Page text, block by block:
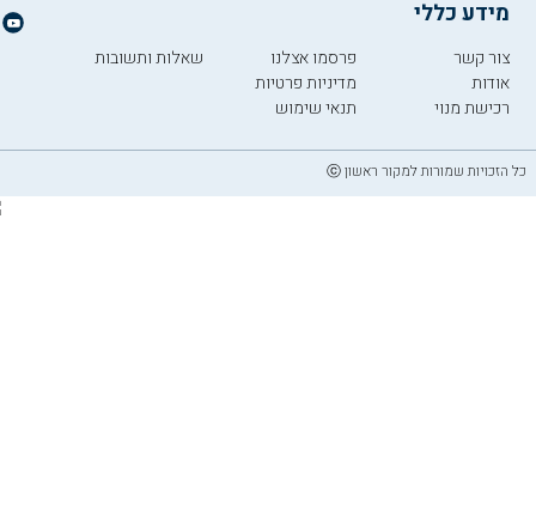
מידע כללי
צור קשר
אודות
רכישת מנוי
פרסמו אצלנו
מדיניות פרטיות
תנאי שימוש
שאלות ותשובות
כל הזכויות שמורות למקור ראשון ⓒ